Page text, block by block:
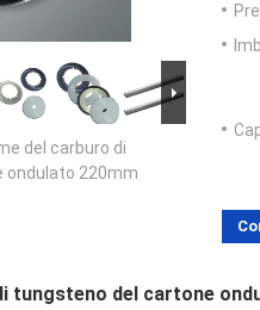
del carburo di
ondulato 220mm
tungsteno del cartone